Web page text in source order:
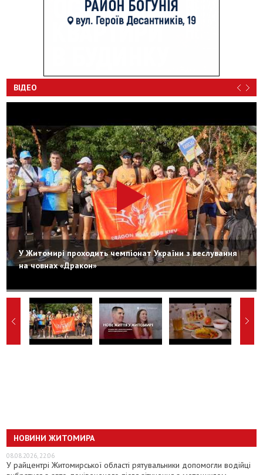
ВІДЕО
У Житомирі проходить чемпіонат України з веслування
на човнах «Дракон»
НОВИНИ ЖИТОМИРА
08.08.2026, 22:06
У райцентрі Житомирської області рятувальники допомогли водійці